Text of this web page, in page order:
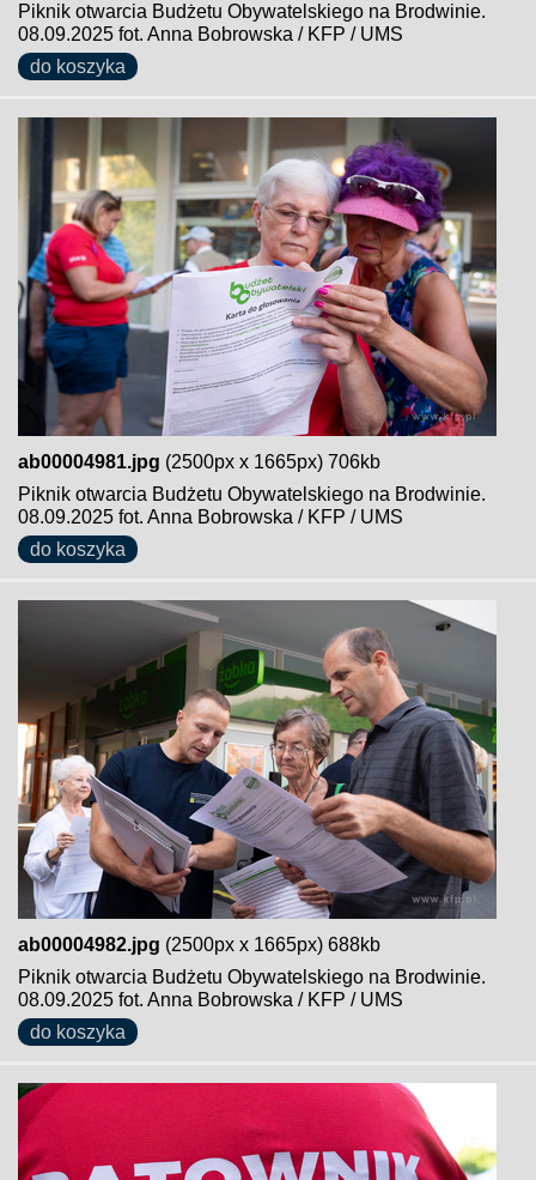
Piknik otwarcia Budżetu Obywatelskiego na Brodwinie.
08.09.2025 fot. Anna Bobrowska / KFP / UMS
do koszyka
ab00004981.jpg (2500px x 1665px) 706kb
Piknik otwarcia Budżetu Obywatelskiego na Brodwinie.
08.09.2025 fot. Anna Bobrowska / KFP / UMS
do koszyka
ab00004982.jpg (2500px x 1665px) 688kb
Piknik otwarcia Budżetu Obywatelskiego na Brodwinie.
08.09.2025 fot. Anna Bobrowska / KFP / UMS
do koszyka